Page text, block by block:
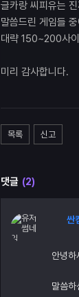
글카랑 씨피유는
말씀드린 게임들
대략 150~200사
미리 감사합니다.
목록 신고
댓글 (2)
싼
안녕
말씀